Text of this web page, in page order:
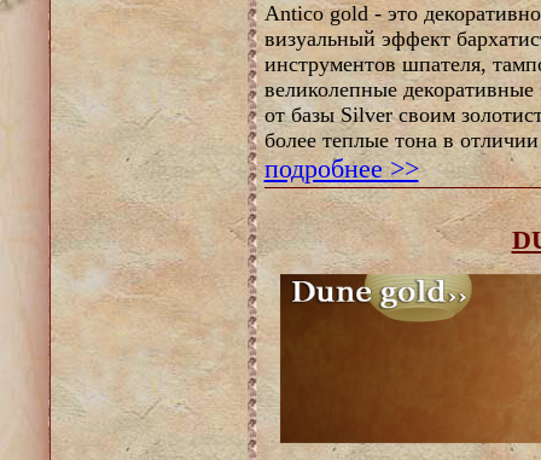
Antico gold - это
визуальный эффект
инструментов шпателя,
великолепные
от базы Silver своим
более теплые тона в
подробнее >>